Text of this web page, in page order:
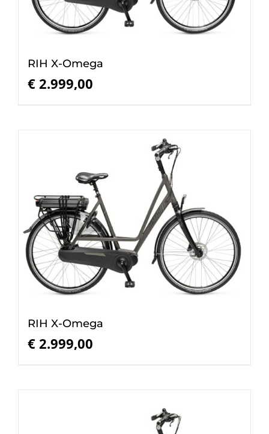
RIH X-Omega
€ 2.999,00
RIH X-Omega
€ 2.999,00